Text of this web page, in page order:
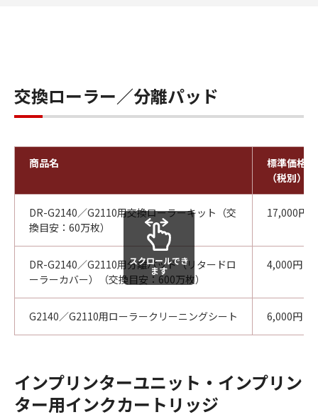
交換ローラー／分離パッド
商品名
標準価格
（税別）
DR-G2140／G2110用交換ローラーキット（交
換目安：60万枚）
17,000円
DR-G2140／G2110用分離パッド（リタードロ
ーラーカバー）（交換目安：600万枚）
4,000円
G2140／G2110用ローラークリーニングシート 6,000円
スクロールでき
ます
インプリンターユニット・インプリン
ター用インクカートリッジ